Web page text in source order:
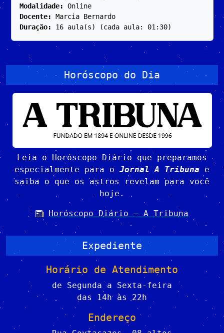
Modalidade: Online
Docente: Marcia Bernardo
Duração: 16 aula(s) (cada aula: 01:30)
Horóscopo do Dia
Leia o Horóscopo Diário que preparamos
especialmente para o Jornal A Tribuna e
saiba o que os astros revelam para você
hoje.
Horóscopo Diário – A Tribuna
Expediente
Horário de Atendimento
de Segunda a Sexta-feira
das 14h às 22h
Endereço